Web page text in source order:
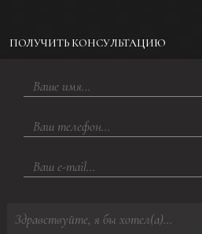
ПОЛУЧИТЬ КОНСУЛЬТАЦИЮ